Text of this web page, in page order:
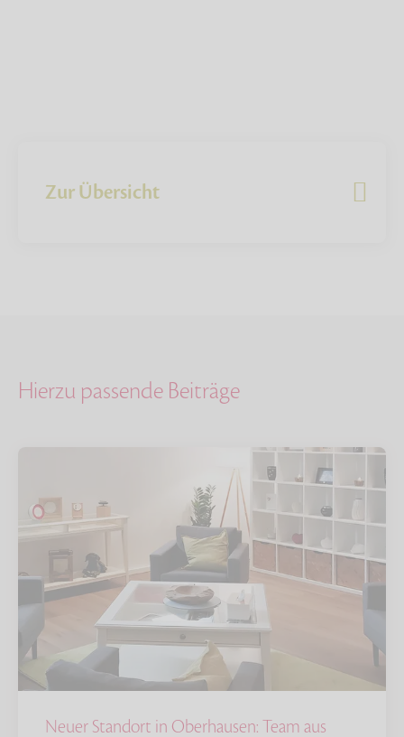
Zur Übersicht
Hierzu passende Beiträge
Neuer Standort in Oberhausen: Team aus